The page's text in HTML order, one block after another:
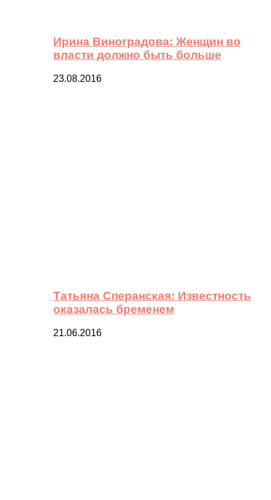
Ирина Виноградова: Женщин во
власти должно быть больше
23.08.2016
Татьяна Сперанская: Известность
оказалась бременем
21.06.2016